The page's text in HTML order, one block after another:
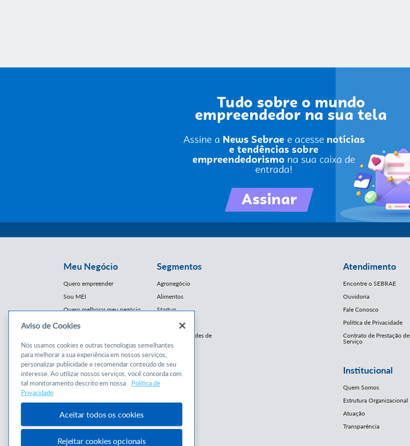
Meu Negócio
Quero empreender
Sou MEI
Quero melhorar meu negócio
Conteúdos
Cursos
Consultorias
Segmentos
Agronegócio
Alimentos
Startup
E-Commerce
Franquias / Redes de
Cooperação
Moda
Moveleiro
Saúde
Mercopar
Atendimento
Encontre o SEBRAE
Ouvidoria
Fale Conosco
Política de Privacidade
Contrato de Prestação de
Serviço
Institucional
Quem Somos
Estrutura Organizacional
Atuação
Transparência
Aviso de Cookies
Nós usamos cookies e outras tecnologias semelhantes
para melhorar a sua experiência em nossos serviços,
personalizar publicidade e recomendar conteúdo de seu
interesse. Ao utilizar nossos serviços, você concorda com
tal monitoramento descrito em nossa
Política de
Privacidade
Aceitar todos os cookies
Rejeitar cookies opcionais